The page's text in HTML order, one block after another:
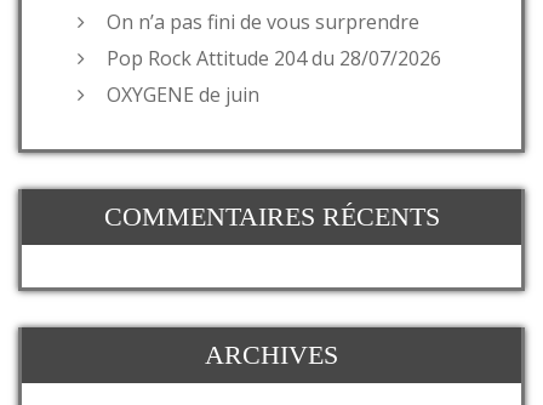
On n’a pas fini de vous surprendre
Pop Rock Attitude 204 du 28/07/2026
OXYGENE de juin
COMMENTAIRES RÉCENTS
ARCHIVES